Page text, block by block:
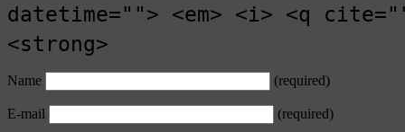
datetime=""> <em> <i> <q
<strong>
Name (required)
E-mail (required)